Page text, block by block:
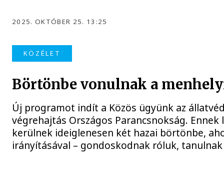
2025. OKTÓBER 25. 13:25
KÖZÉLET
Börtönbe vonulnak a
Új programot indít a Közös ügyünk az
végrehajtás Országos Parancsnokság.
kerülnek ideiglenesen két hazai börtönbe,
irányításával – gondoskodnak róluk,